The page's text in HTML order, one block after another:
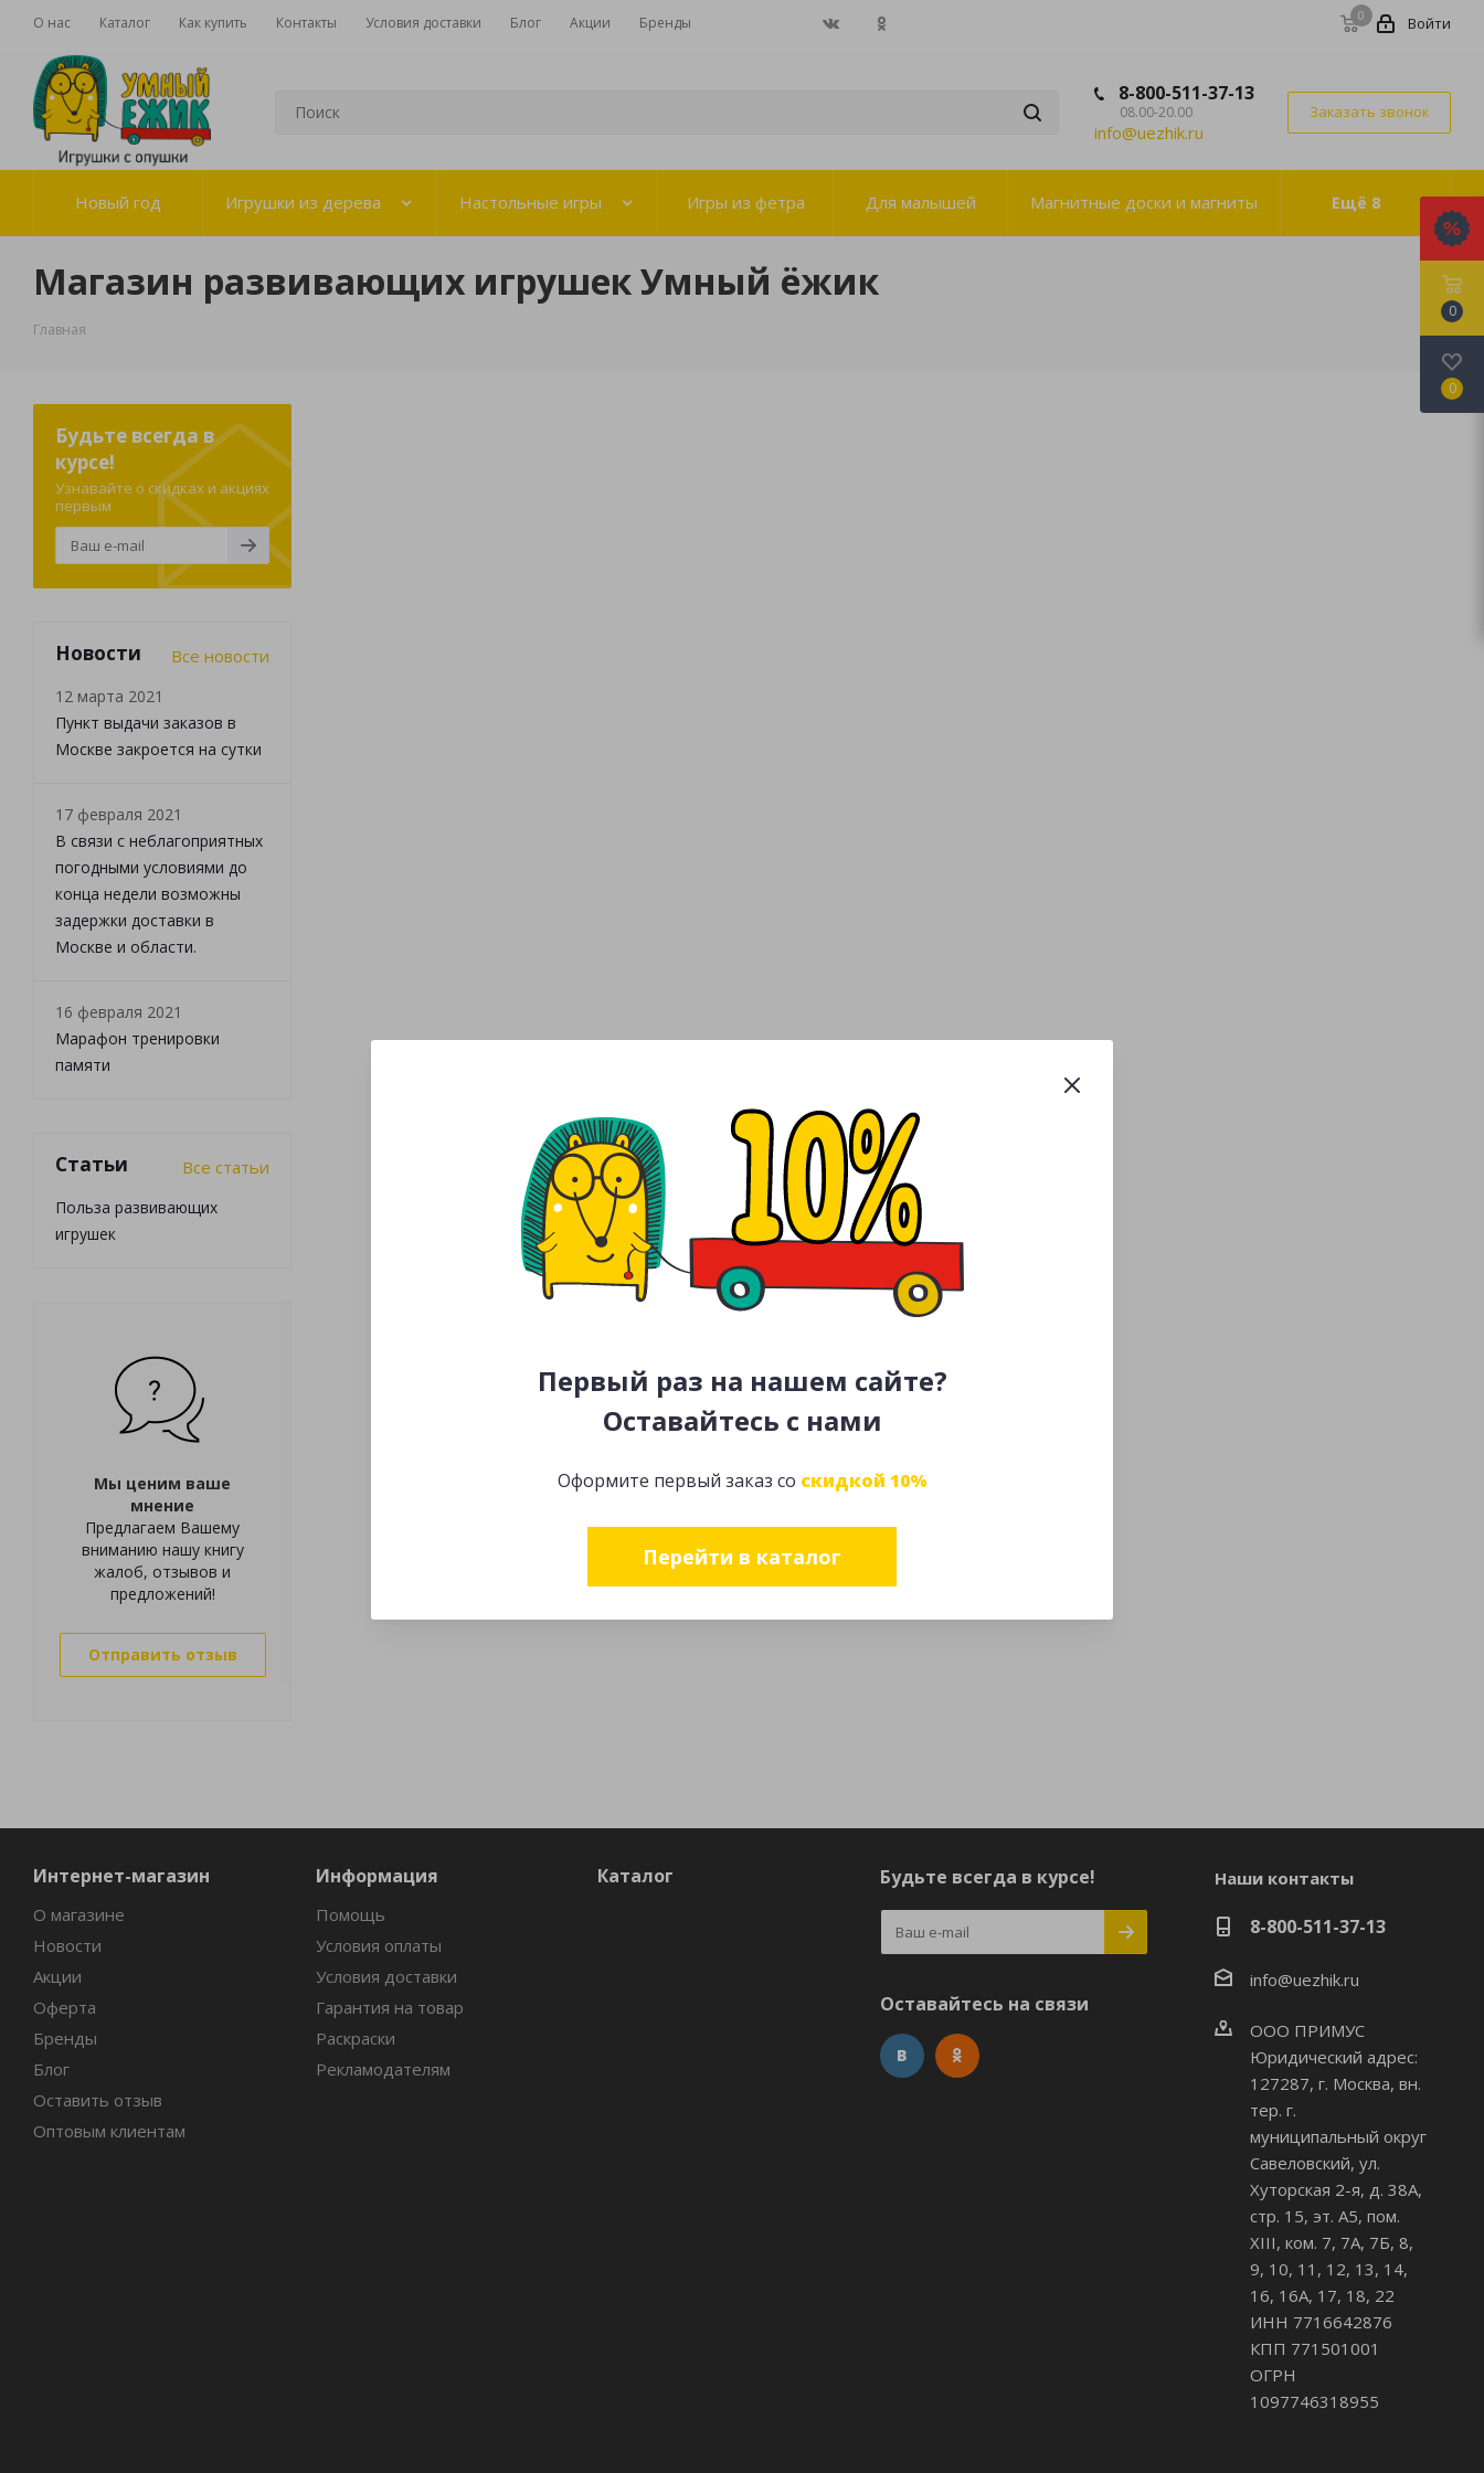
Первый раз на нашем сайте?
Оставайтесь с нами
Оформите первый заказ со скидкой 10%
Перейти в каталог
О нас Каталог Как купить Контакты Условия доставки Блог Акции Бренды 0 Войти
8-800-511-37-13
08.00-20.00
info@uezhik.ru
Заказать звонок
Новый год Игрушки из дерева Настольные игры Игры из фетра Для малышей Магнитные доски и магниты Ещё 8
Магазин развивающих игрушек Умный ёжик
Главная
Будьте всегда в
курсе!
Узнавайте о скидках и акциях
первым
Новости Все новости
12 марта 2021
Пункт выдачи заказов в
Москве закроется на сутки
17 февраля 2021
В связи с неблагоприятных
погодными условиями до
конца недели возможны
задержки доставки в
Москве и области.
16 февраля 2021
Марафон тренировки
памяти
Статьи Все статьи
Польза развивающих
игрушек
Мы ценим ваше
мнение
Предлагаем Вашему
вниманию нашу книгу
жалоб, отзывов и
предложений!
Отправить отзыв
Интернет-магазин
О магазине
Новости
Акции
Оферта
Бренды
Блог
Оставить отзыв
Оптовым клиентам
Информация
Помощь
Условия оплаты
Условия доставки
Гарантия на товар
Раскраски
Рекламодателям
Каталог Будьте всегда в курсе!
Оставайтесь на связи
Наши контакты
8-800-511-37-13
info@uezhik.ru
ООО ПРИМУС
Юридический адрес:
127287, г. Москва, вн.
тер. г.
муниципальный округ
Савеловский, ул.
Хуторская 2-я, д. 38А,
стр. 15, эт. А5, пом.
XIII, ком. 7, 7А, 7Б, 8,
9, 10, 11, 12, 13, 14,
16, 16А, 17, 18, 22
ИНН 7716642876
КПП 771501001
ОГРН
1097746318955
0
0